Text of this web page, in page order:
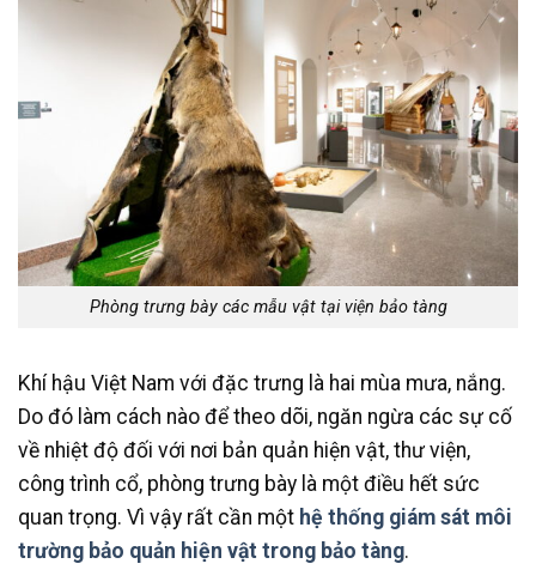
Phòng trưng bày các mẫu vật tại viện bảo tàng
Khí hậu Việt Nam với đặc trưng là hai mùa mưa, nắng.
Do đó làm cách nào để theo dõi, ngăn ngừa các sự cố
về nhiệt độ đối với nơi bản quản hiện vật, thư viện,
công trình cổ, phòng trưng bày là một điều hết sức
quan trọng. Vì vậy rất cần một hệ thống giám sát môi
trường bảo quản hiện vật trong bảo tàng.